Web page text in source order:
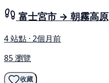
富士宮市 → 朝霧高原
4 站點 · 2個月前
85 瀏覽
收藏